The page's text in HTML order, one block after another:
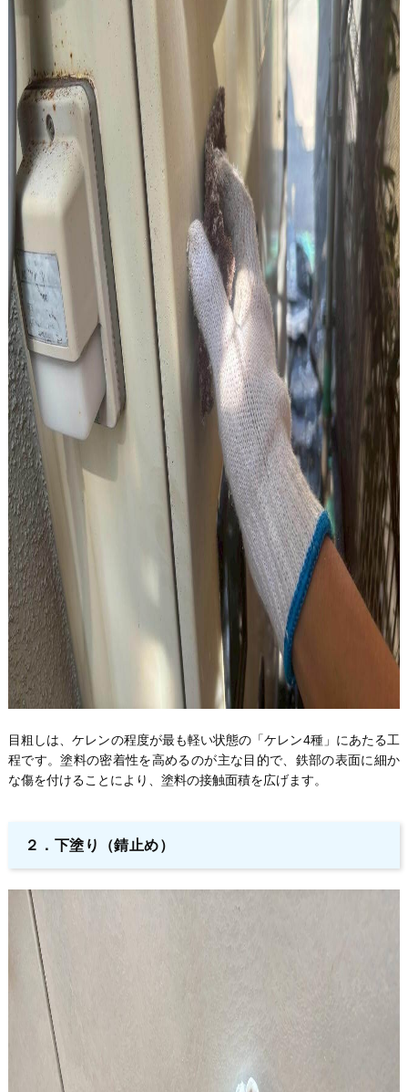
目粗しは、ケレンの程度が最も軽い状態の「ケレン4種」にあたる工
程です。塗料の密着性を高めるのが主な目的で、鉄部の表面に細か
な傷を付けることにより、塗料の接触面積を広げます。
２．下塗り（錆止め）